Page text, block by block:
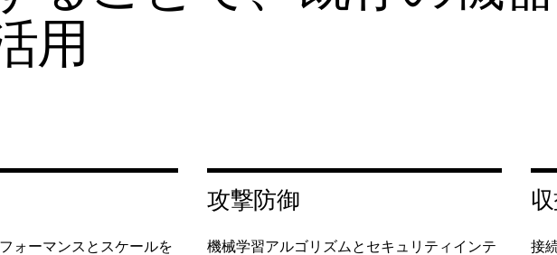
用
ォーマンスとスケールを
攻撃防御
機械学習アルゴリズムとセキュリティインテ
接